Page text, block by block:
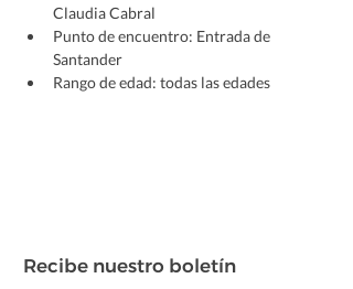
Claudia Cabral
Punto de encuentro: Entrada de
Santander
Rango de edad: todas las edades
Recibe nuestro boletín